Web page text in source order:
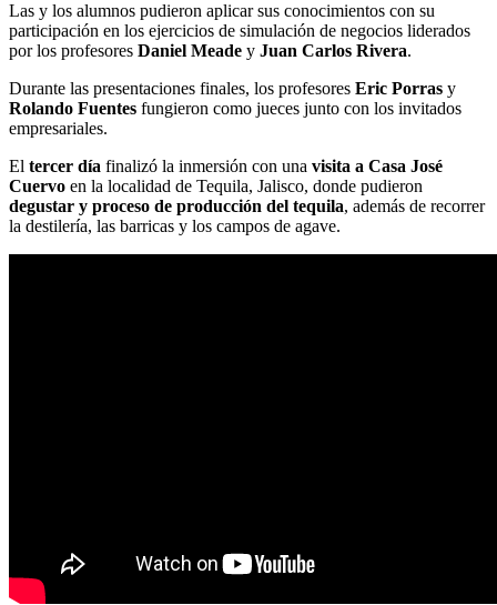
Las y los alumnos pudieron aplicar sus conocimientos con su
participación en los ejercicios de simulación de negocios liderados
por los profesores Daniel Meade y Juan Carlos Rivera.
Durante las presentaciones finales, los profesores Eric Porras y
Rolando Fuentes fungieron como jueces junto con los invitados
empresariales.
El tercer día finalizó la inmersión con una visita a Casa José
Cuervo en la localidad de Tequila, Jalisco, donde pudieron
degustar y proceso de producción del tequila, además de recorrer
la destilería, las barricas y los campos de agave.